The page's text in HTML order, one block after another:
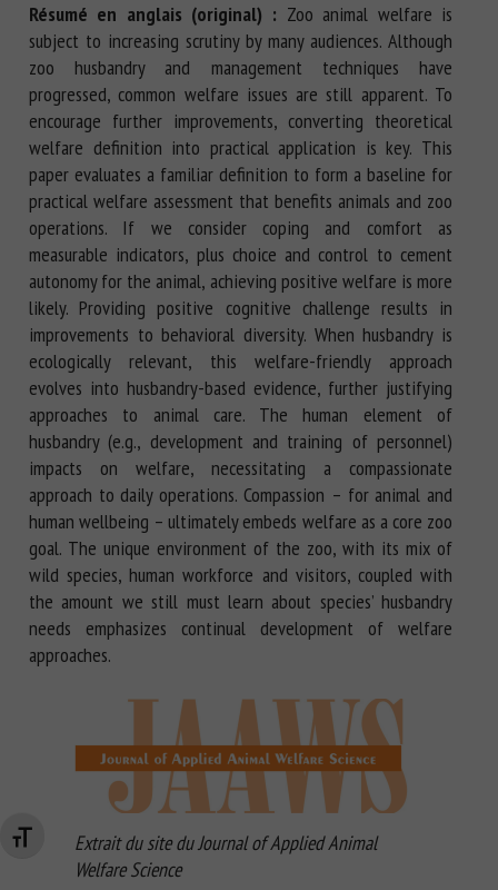
Changer la taille de la police
Résumé en anglais (original) : Zoo animal welfare is
subject to increasing scrutiny by many audiences. Although
zoo husbandry and management techniques have
progressed, common welfare issues are still apparent. To
encourage further improvements, converting theoretical
welfare definition into practical application is key. This
paper evaluates a familiar definition to form a baseline for
practical welfare assessment that benefits animals and zoo
operations. If we consider coping and comfort as
measurable indicators, plus choice and control to cement
autonomy for the animal, achieving positive welfare is more
likely. Providing positive cognitive challenge results in
improvements to behavioral diversity. When husbandry is
ecologically relevant, this welfare-friendly approach
evolves into husbandry-based evidence, further justifying
approaches to animal care. The human element of
husbandry (e.g., development and training of personnel)
impacts on welfare, necessitating a compassionate
approach to daily operations. Compassion – for animal and
human wellbeing – ultimately embeds welfare as a core zoo
goal. The unique environment of the zoo, with its mix of
wild species, human workforce and visitors, coupled with
the amount we still must learn about species’ husbandry
needs emphasizes continual development of welfare
approaches.
Extrait du site du Journal of Applied Animal
Welfare Science